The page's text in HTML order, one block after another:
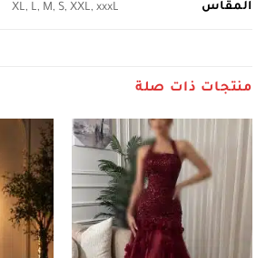
المقاس XL, L, M, S, XXL, xxxL
منتجات ذات صلة